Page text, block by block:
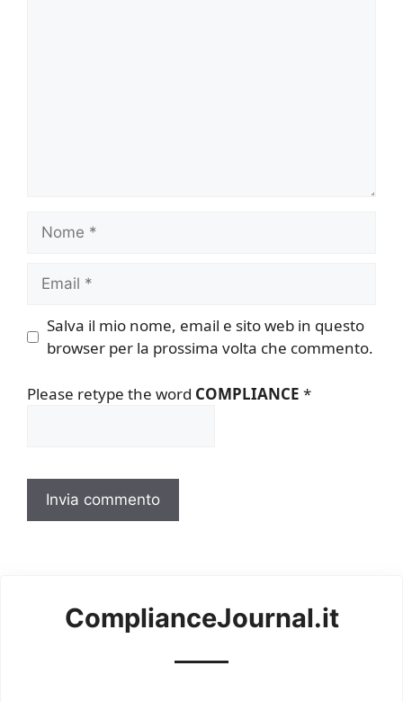
Nome
Email
Salva il mio nome, email e sito web in questo
browser per la prossima volta che commento.
Please retype the word COMPLIANCE *
ComplianceJournal.it